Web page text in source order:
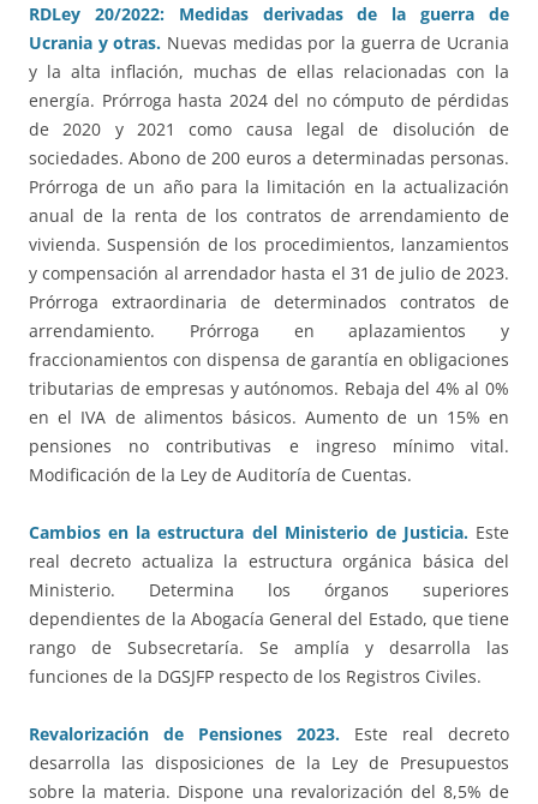
RDLey 20/2022: Medidas derivadas de la guerra de
Ucrania y otras. Nuevas medidas por la guerra de Ucrania
y la alta inflación, muchas de ellas relacionadas con la
energía. Prórroga hasta 2024 del no cómputo de pérdidas
de 2020 y 2021 como causa legal de disolución de
sociedades. Abono de 200 euros a determinadas personas.
Prórroga de un año para la limitación en la actualización
anual de la renta de los contratos de arrendamiento de
vivienda. Suspensión de los procedimientos, lanzamientos
y compensación al arrendador hasta el 31 de julio de 2023.
Prórroga extraordinaria de determinados contratos de
arrendamiento. Prórroga en aplazamientos y
fraccionamientos con dispensa de garantía en obligaciones
tributarias de empresas y autónomos. Rebaja del 4% al 0%
en el IVA de alimentos básicos. Aumento de un 15% en
pensiones no contributivas e ingreso mínimo vital.
Modificación de la Ley de Auditoría de Cuentas.
Cambios en la estructura del Ministerio de Justicia.Este
real decreto actualiza la estructura orgánica básica del
Ministerio. Determina los órganos superiores
dependientes de la Abogacía General del Estado, que tiene
rango de Subsecretaría. Se amplía y desarrolla las
funciones de la DGSJFP respecto de los Registros Civiles.
Revalorización de Pensiones 2023. Este real decreto
desarrolla las disposiciones de la Ley de Presupuestos
sobre la materia. Dispone una revalorización del 8,5% de